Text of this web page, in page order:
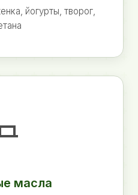
йогурты, творог,
масла